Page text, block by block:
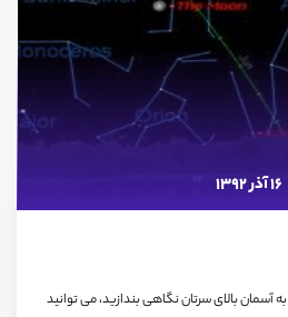
16 آذر 1392
اگر نیمه شب پنجشنبه 28آذرماه 92 به آسمان بالای سرتان نگاهی بندازید، می توانید